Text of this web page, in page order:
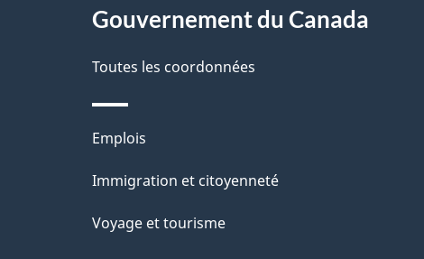
a
p
a
g
e
r
o
a
c
Gouvernement du Canada
Toutes les coordonnées
Thèmes
et
Emplois
Immigration et citoyenneté
Voyage et tourisme